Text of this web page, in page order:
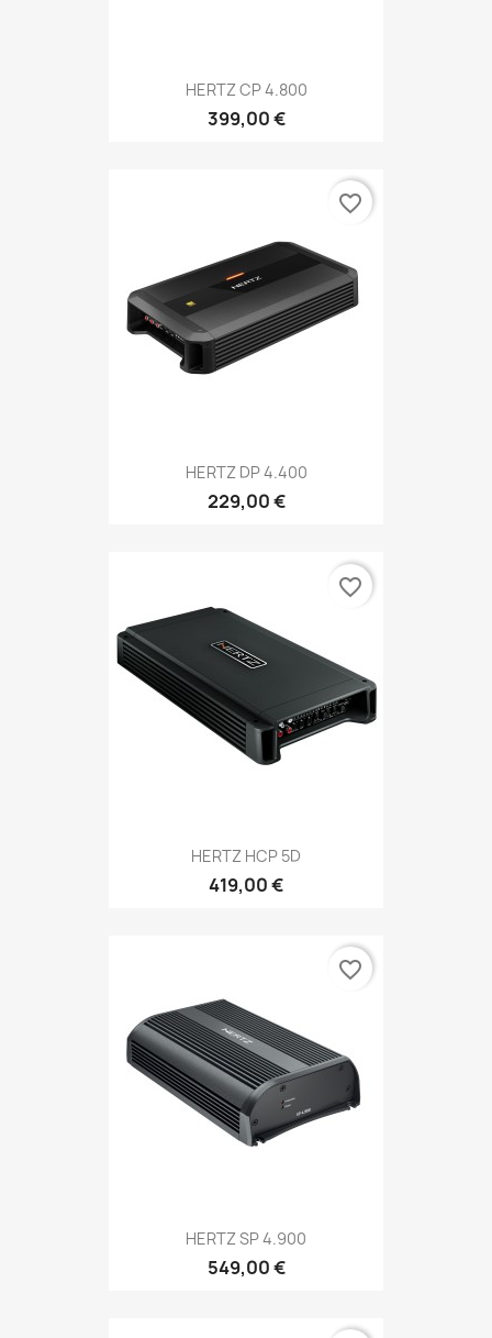
HERTZ CP 4.800
399,00 €
HERTZ DP 4.400
229,00 €
favorite_border
HERTZ HCP 5D
419,00 €
favorite_border
HERTZ SP 4.900
549,00 €
favorite_border